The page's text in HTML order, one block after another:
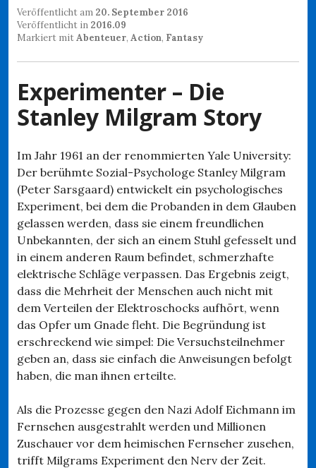
Veröffentlicht am 20. September 2016
Veröffentlicht in 2016.09
Markiert mitAbenteuer, Action, Fantasy
Experimenter – Die
Stanley Milgram Story
Im Jahr 1961 an der renommierten Yale University:
Der berühmte Sozial-Psychologe Stanley Milgram
(Peter Sarsgaard) entwickelt ein psychologisches
Experiment, bei dem die Probanden in dem Glauben
gelassen werden, dass sie einem freundlichen
Unbekannten, der sich an einem Stuhl gefesselt und
in einem anderen Raum befindet, schmerzhafte
elektrische Schläge verpassen. Das Ergebnis zeigt,
dass die Mehrheit der Menschen auch nicht mit
dem Verteilen der Elektroschocks aufhört, wenn
das Opfer um Gnade fleht. Die Begründung ist
erschreckend wie simpel: Die Versuchsteilnehmer
geben an, dass sie einfach die Anweisungen befolgt
haben, die man ihnen erteilte.
Als die Prozesse gegen den Nazi Adolf Eichmann im
Fernsehen ausgestrahlt werden und Millionen
Zuschauer vor dem heimischen Fernseher zusehen,
trifft Milgrams Experiment den Nerv der Zeit.